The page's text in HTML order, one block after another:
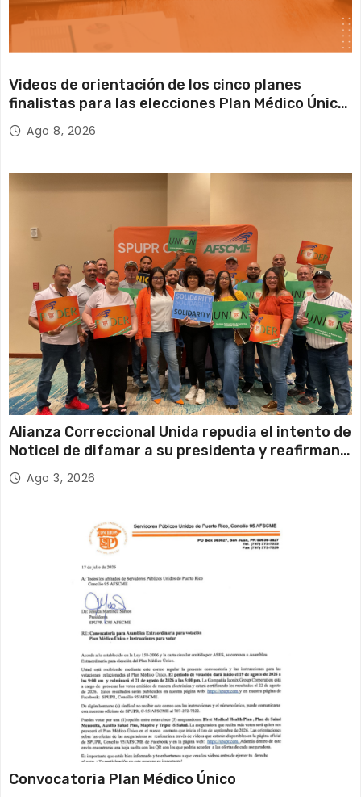
i
o
n
Videos de orientación de los cinco planes
finalistas para las elecciones Plan Médico Único
2026 2027
Ago 8, 2026
Alianza Correccional Unida repudia el intento de
Noticel de difamar a su presidenta y reafirman
su compromiso con la verdad y la defensa de los
trabajadores
Ago 3, 2026
Convocatoria Plan Médico Único